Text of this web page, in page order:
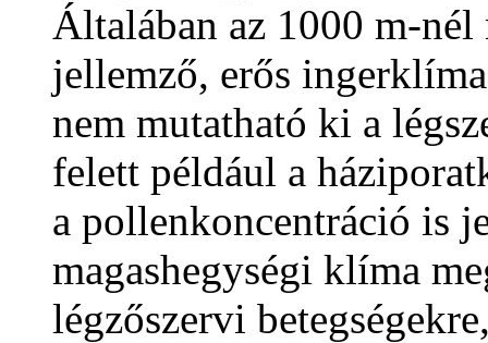
Általában az 1000 m-nél
jellemző, erős
nem mutatható ki a
felett például a
a pollenkoncentráció is
magashegységi klíma
légzőszervi